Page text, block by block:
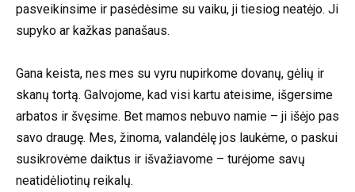
pasveikinsime ir pasėdėsime su vaiku, ji tiesiog neatėjo. Ji
supyko ar kažkas panašaus.
Gana keista, nes mes su vyru nupirkome dovanų, gėlių ir
skanų tortą. Galvojome, kad visi kartu ateisime, išgersime
arbatos ir švęsime. Bet mamos nebuvo namie – ji išėjo pas
savo draugę. Mes, žinoma, valandėlę jos laukėme, o paskui
susikrovėme daiktus ir išvažiavome – turėjome savų
neatidėliotinų reikalų.